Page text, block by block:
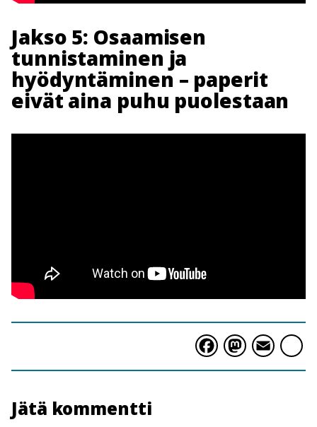
Jakso 5: Osaamisen
tunnistaminen ja
hyödyntäminen – paperit
eivät aina puhu puolestaan
Facebook
Jätä kommentti